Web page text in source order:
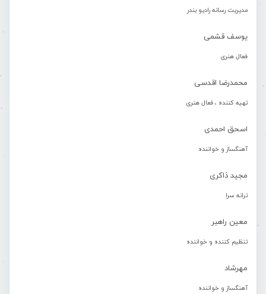
مدیریت رسانه رادیو بندر
یوسف قشمی
فعال هنری
محمدرضا اقدسی
تهیه کننده ، فعال هنری
اسحق احمدی
آهنگساز و خواننده
مجید ذاکری
ترانه سرا
معین راهبر
تنظیم کننده و خواننده
مهرشاد
آهنگساز و خواننده